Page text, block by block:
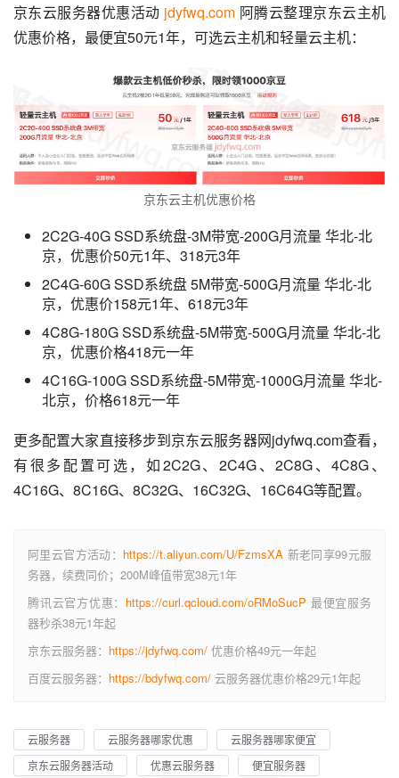
京东云服务器优惠活动 jdyfwq.com 阿腾云整理京东云主机
优惠价格，最便宜50元1年，可选云主机和轻量云主机：
京东云主机优惠价格
2C2G-40G SSD系统盘-3M带宽-200G月流量 华北-北
京，优惠价50元1年、318元3年
2C4G-60G SSD系统盘 5M带宽-500G月流量 华北-北
京，优惠价158元1年、618元3年
4C8G-180G SSD系统盘-5M带宽-500G月流量 华北-北
京，优惠价格418元一年
4C16G-100G SSD系统盘-5M带宽-1000G月流量 华北-
北京，价格618元一年
更多配置大家直接移步到京东云服务器网jdyfwq.com查看，
有很多配置可选，如2C2G、2C4G、2C8G、4C8G、
4C16G、8C16G、8C32G、16C32G、16C64G等配置。
阿里云官方活动： https://t.aliyun.com/U/FzmsXA 新老同享99元服
务器，续费同价；200M峰值带宽38元1年
腾讯云官方优惠： https://curl.qcloud.com/oRMoSucP 最便宜服务
器秒杀38元1年起
京东云服务器： https://jdyfwq.com/ 优惠价格49元一年起
百度云服务器： https://bdyfwq.com/ 云服务器优惠价格29元1年起
云服务器 云服务器哪家优惠
云服务器哪家便宜
京东云服务器活动
优惠云服务器
便宜服务器